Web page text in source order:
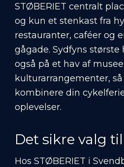
STØBERIET centralt
og kun et stenkast fra
restauranter, caféer og
gågade. Sydfyns
også på et hav af
kulturarrangementer,
kombinere din
oplevelser.
Det sikre valg
Hos STØBERIET i